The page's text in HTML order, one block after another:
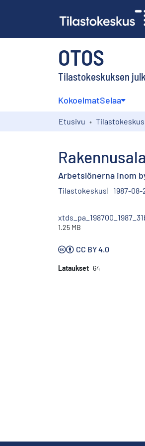
OTOS
Tilastokeskuksen
KokoelmatSelaa
Etusivu Tilastokeskus
Arbetslönerna inom
Tilastokeskus 1987-08-
1.25 MB
CC BY 4.0
Lataukset 64